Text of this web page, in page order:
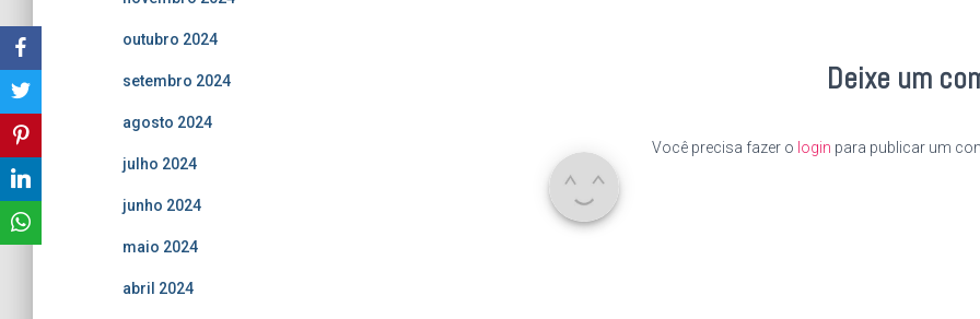
outubro 2024
setembro 2024
agosto 2024
julho 2024
junho 2024
maio 2024
abril 2024
Deixe um
Você precisa fazer o login para publicar um